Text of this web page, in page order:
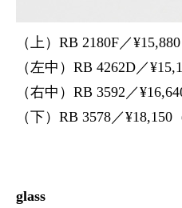
（上）RB 2180F／¥15,880
（左中）RB 4262D／
（右中）RB 3592／
（下）RB 3578／¥18,150
glass